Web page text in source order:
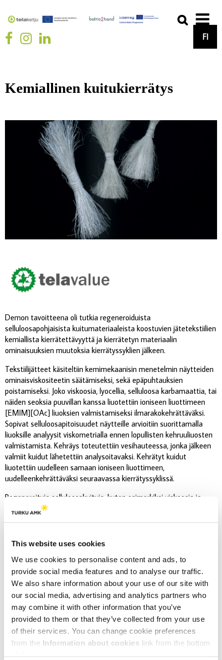
This website uses cookies
We use cookies to personalise content and ads, to
provide social media features and to analyse our traffic.
We also share information about your use of our site with
our social media, advertising and analytics partners who
may combine it with other information that you’ve
provided to them or that they’ve collected from your use
of their services. You can change cookie preferences
from the Information about cookies link from the bottom
FI
Kemiallinen kuitukierrätys
Demon tavoitteena oli tutkia regeneroiduista
selluloosapohjaisista kuitumateriaaleista koostuvien jätetekstiilien
kemiallista kierrätettävyyttä ja kierrätetyn materiaalin
ominaisuuksien muutoksia kierrätyssyklien jälkeen.
Tekstiilijätteet käsiteltiin kemimekaanisin menetelmin näytteiden
ominaisviskositeetin säätämiseksi, sekä epäpuhtauksien
poistamiseksi. Joko viskoosia, lyocellia, selluloosa karbamaattia, tai
näiden seoksia puuvillan kanssa liuotettiin ioniseen liuottimeen
[EMIM][OAc] liuoksien valmistamiseksi ilmarakokehrättäväksi.
Sopivat selluloosapitoisuudet näytteille arvioitiin suorittamalla
liuoksille analyysit viskometrialla ennen lopullisten kehruuliuosten
valmistamista. Kehräys toteutettiin vesihauteessa, jonka jälkeen
valmiit kuidut lähetettiin analysoitavaksi. Kehrätyt kuidut
liuotettiin uudelleen samaan ioniseen liuottimeen,
uudelleenkehrättäväksi seuraavassa kierrätyssyklissä.
Regeneroituja selluloosakuituja, kuten esimerkiksi viskoosia ja
lyocelliä, sisältävät jätetekstiilit voidaan sopivien esikäsittelyiden
hyvin matalalla (110 ml/g) tasolla. Puuvillan seostus regeneroituja
kehrättävyyttä. Kierrätettyjä kuituja voidaan mahdollisesti käyttää
erilaisisten tekstiilien ja kuitukankaiden valmistuksessa, riippuen
kierrätettyjen kuitujen lopullisesta vahvuudesta.